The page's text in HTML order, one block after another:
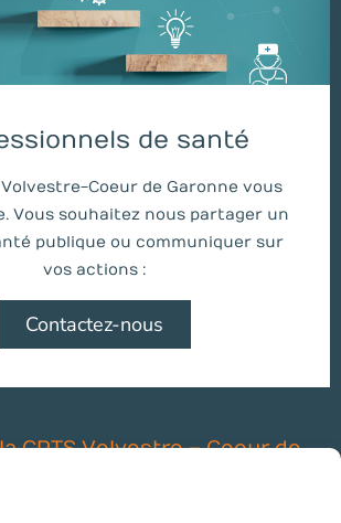
de santé
Volvestre-Coeur de Garonne vous
Vous souhaitez nous partager un
publique ou communiquer sur
vos actions :
Contactez-nous
CPTS Volvestre – Coeur de